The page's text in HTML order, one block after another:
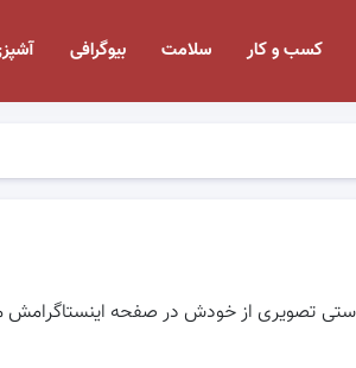
کسب و کار سلامت بیوگرافی
تصویری از خودش در صفحه اینستاگرامش